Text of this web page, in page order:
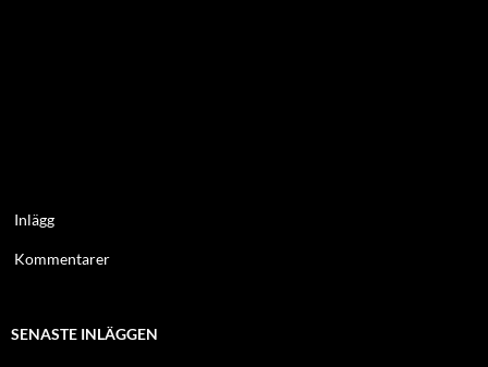
Inlägg
Kommentarer
SENASTE INLÄGGEN